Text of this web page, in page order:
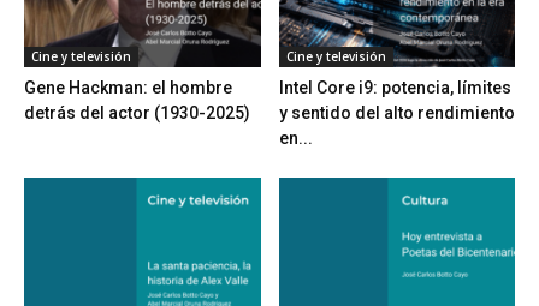
Cine y televisión
Gene Hackman: el hombre
detrás del actor (1930-2025)
Cine y televisión
Intel Core i9: potencia, límites
y sentido del alto rendimiento
en...